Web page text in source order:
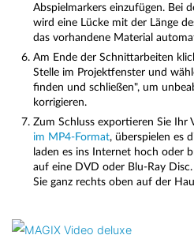
Abspielmarkers einzufügen. Bei
wird eine Lücke mit der Länge
das vorhandene Material
Am Ende der Schnittarbeiten
Stelle im Projektfenster und
finden und schließen", um
korrigieren.
Zum Schluss exportieren Sie Ihr
im MP4-Format, überspielen es
laden es ins Internet hoch oder
auf eine DVD oder Blu-Ray
Sie ganz rechts oben auf der